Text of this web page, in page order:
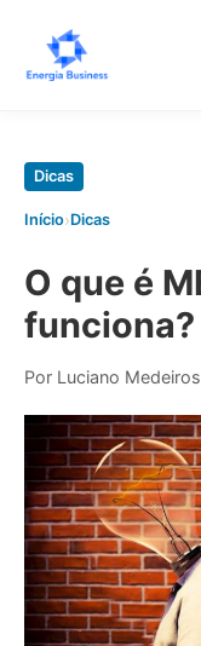
Dicas
Início›Dicas
O que é
funciona?
Por Luciano Medeiros